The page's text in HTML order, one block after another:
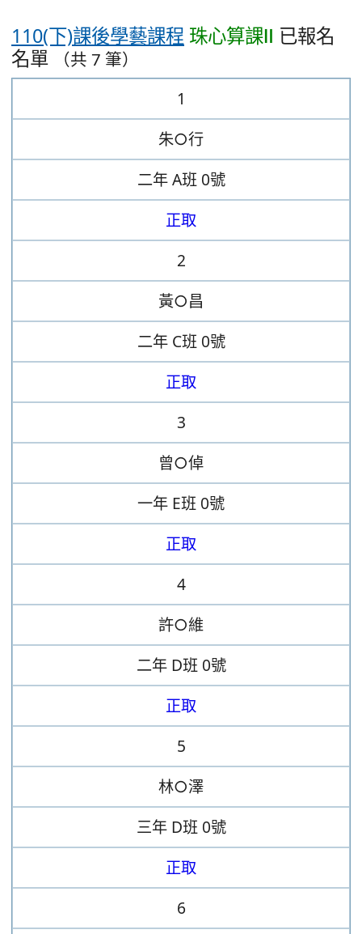
110(下)課後學藝課程 珠心算課Ⅱ 已報名
名單
（共 7 筆）
1
朱○行
二年 A班 0號
正取
2
黃○昌
二年 C班 0號
正取
3
曾○倬
一年 E班 0號
正取
4
許○維
二年 D班 0號
正取
5
林○澤
三年 D班 0號
正取
6